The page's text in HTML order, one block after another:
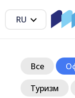
RU
Все
Туризм